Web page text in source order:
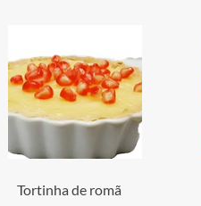
Tortinha de romã